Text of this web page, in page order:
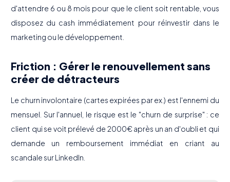
d'attendre 6 ou 8 mois pour que le client soit rentable, vous
disposez du cash immédiatement pour réinvestir dans le
marketing ou le développement.
Friction : Gérer le renouvellement sans
créer de détracteurs
Le churn involontaire (cartes expirées par ex.) est l'ennemi du
mensuel. Sur l'annuel, le risque est le "churn de surprise" : ce
client qui se voit prélevé de 2000€ après un an d'oubli et qui
demande un remboursement immédiat en criant au
scandale sur LinkedIn.